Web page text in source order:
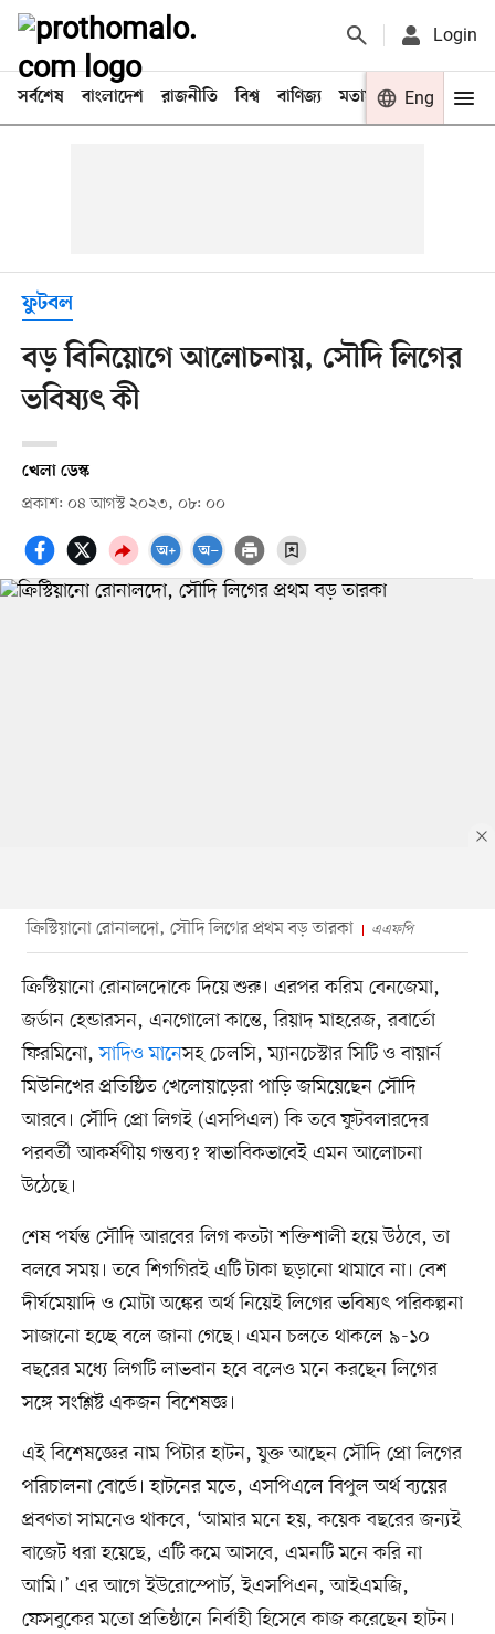
Login
সর্বশেষ বাংলাদেশ রাজনীতি বিশ্ব বাণিজ্য মতামত খেলা
Eng
ফুটবল
বড় বিনিয়োগে আলোচনায়, সৌদি লিগের
ভবিষ্যৎ কী
খেলা ডেস্ক
প্রকাশ: ০৪ আগস্ট ২০২৩, ০৮: ০০
ক্রিস্টিয়ানো রোনালদো, সৌদি লিগের প্রথম বড় তারকা এএফপি
ক্রিস্টিয়ানো রোনালদোকে দিয়ে শুরু। এরপর করিম বেনজেমা,
জর্ডান হেন্ডারসন, এনগোলো কান্তে, রিয়াদ মাহরেজ, রবার্তো
ফিরমিনো,সাদিও মানেসহ চেলসি, ম্যানচেস্টার সিটি ও বায়ার্ন
মিউনিখের প্রতিষ্ঠিত খেলোয়াড়েরা পাড়ি জমিয়েছেন সৌদি
আরবে। সৌদি প্রো লিগই (এসপিএল) কি তবে ফুটবলারদের
পরবর্তী আকর্ষণীয় গন্তব্য? স্বাভাবিকভাবেই এমন আলোচনা
উঠেছে।
শেষ পর্যন্ত সৌদি আরবের লিগ কতটা শক্তিশালী হয়ে উঠবে, তা
বলবে সময়। তবে শিগগিরই এটি টাকা ছড়ানো থামাবে না। বেশ
দীর্ঘমেয়াদি ও মোটা অঙ্কের অর্থ নিয়েই লিগের ভবিষ্যৎ পরিকল্পনা
সাজানো হচ্ছে বলে জানা গেছে। এমন চলতে থাকলে ৯-১০
বছরের মধ্যে লিগটি লাভবান হবে বলেও মনে করছেন লিগের
সঙ্গে সংশ্লিষ্ট একজন বিশেষজ্ঞ।
এই বিশেষজ্ঞের নাম পিটার হাটন, যুক্ত আছেন সৌদি প্রো লিগের
পরিচালনা বোর্ডে। হাটনের মতে, এসপিএলে বিপুল অর্থ ব্যয়ের
প্রবণতা সামনেও থাকবে, ‘আমার মনে হয়, কয়েক বছরের জন্যই
বাজেট ধরা হয়েছে, এটি কমে আসবে, এমনটি মনে করি না
আমি।’ এর আগে ইউরোস্পোর্ট, ইএসপিএন, আইএমজি,
ফেসবুকের মতো প্রতিষ্ঠানে নির্বাহী হিসেবে কাজ করেছেন হাটন।